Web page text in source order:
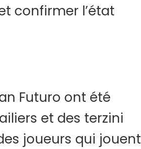
confirmer l’état
Futuro ont été
et des terzini
joueurs qui jouent